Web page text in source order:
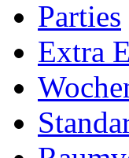
Parties
Extra